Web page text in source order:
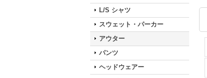
L/S シャツ
スウェット・パーカー
アウター
パンツ
ヘッドウェアー